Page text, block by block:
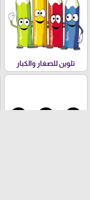
تلوين للصغار والكبار